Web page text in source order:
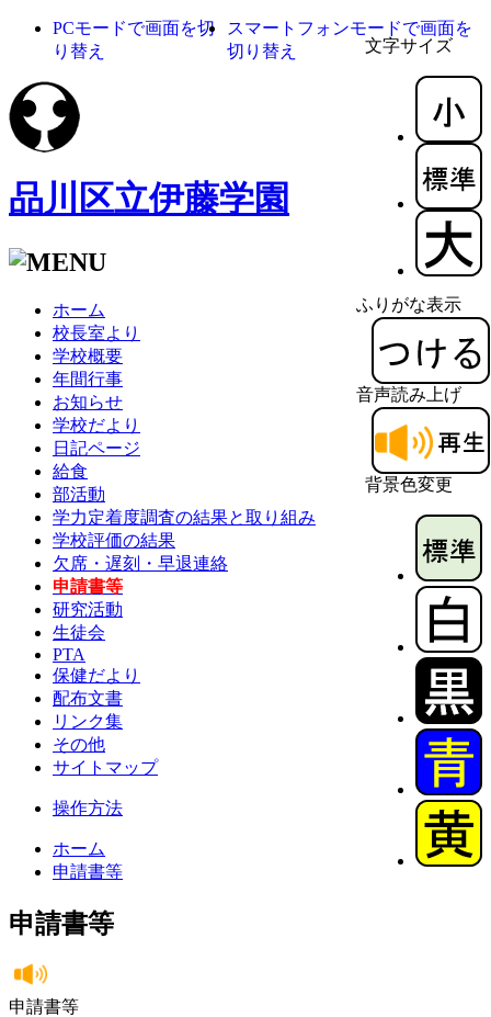
文字サイズ
ふりがな表示
音声読み上げ
背景色変更
PCモードで画面を切
り替え
スマートフォンモードで画面を
切り替え
品川区立伊藤学園
ホーム
校長室より
学校概要
年間行事
お知らせ
学校だより
日記ページ
給食
部活動
学力定着度調査の結果と取り組み
学校評価の結果
欠席・遅刻・早退連絡
申請書等
研究活動
生徒会
PTA
保健だより
配布文書
リンク集
その他
サイトマップ
操作方法
ホーム
申請書等
申請書等
申請書等